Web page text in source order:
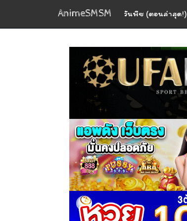
AnimeSMSM วันพีซ (ตอนล่าสุด!)